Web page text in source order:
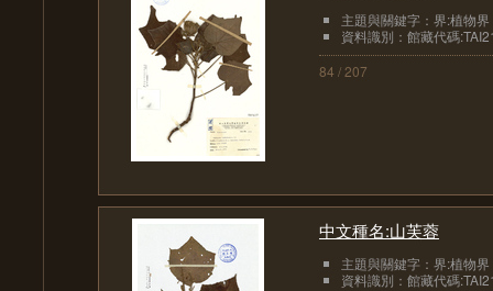
主題與關鍵字：界:植物界
資料識別：館藏代碼
84 / 207
中文種名:山芙蓉
主題與關鍵字：界:植物界
資料識別：館藏代碼